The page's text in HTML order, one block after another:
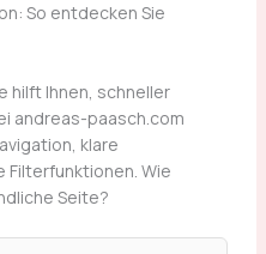
So entdecken Sie
hilft Ihnen, schneller
andreas-paasch.com
klare
Filterfunktionen. Wie
Seite?